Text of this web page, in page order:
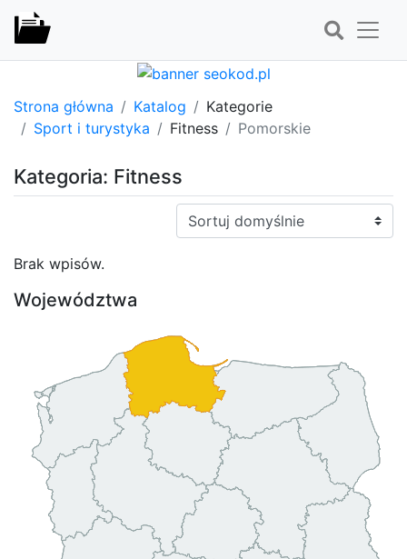
Strona główna Katalog
Kategorie
Sport i turystyka
Fitness Pomorskie
Kategoria: Fitness
Sortuj:
Brak wpisów.
Województwa